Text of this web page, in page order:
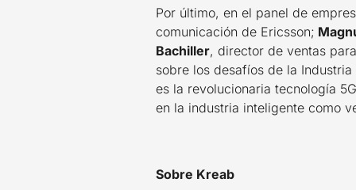
Por último, en el panel de
comunicación de Ericsson;
Bachiller, director de ventas
sobre los desafíos de la
es la revolucionaria tecnología
en la industria inteligente como
Sobre Kreab